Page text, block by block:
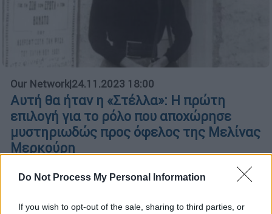
Do Not Process My Personal Information
If you wish to opt-out of the sale, sharing to third parties, or
Our Network|24.11.2023 18:00
Αυτή θα ήταν η «Στέλλα»: Η πρώτη
επιλογή για το ρόλο που αποχώρησε
μυστηριωδώς προς όφελος της Μελίνας
Μερκούρη
Προς όφελος της Μελίνας Μερκούρη.